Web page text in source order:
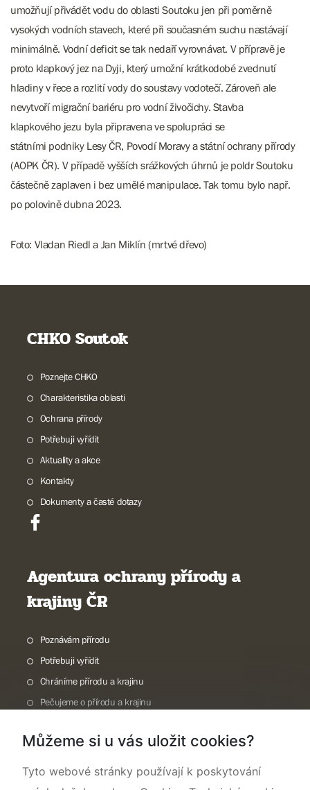
umožňují přivádět vodu do oblasti Soutoku jen při poměrně
vysokých vodních stavech, které při současném suchu nastávají
minimálně. Vodní deficit se tak nedaří vyrovnávat. V přípravě je
proto klapkový jez na Dyji, který umožní krátkodobé zvednutí
hladiny v řece a rozlití vody do soustavy vodotečí. Zároveň ale
nevytvoří migrační bariéru pro vodní živočichy. Stavba
klapkového jezu byla připravena ve spolupráci se
státními podniky Lesy ČR, Povodí Moravy a státní ochrany přírody
(AOPK ČR). V případě vyšších srážkových úhrnů je poldr Soutoku
částečně zaplaven i bez umělé manipulace. Tak tomu bylo např.
po polovině dubna 2023.
Foto: Vladan Riedl a Jan Miklín (mrtvé dřevo)
CHKO Soutok
Poznejte CHKO
Charakteristika oblasti
Ochrana přírody
Potřebuji vyřídit
Aktuality a akce
Kontakty
Dokumenty a časté dotazy
Agentura ochrany přírody a
krajiny ČR
Poznávám přírodu
Potřebuji vyřídit
Chráníme přírodu a krajinu
Pečujeme o přírodu a krajinu
O nás
Můžeme si u vás uložit cookies?
Tyto webové stránky používají k poskytování